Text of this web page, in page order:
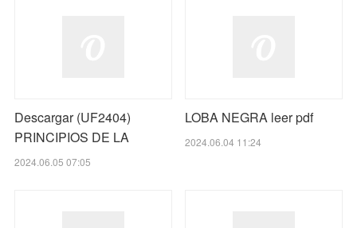
Descargar (UF2404)
PRINCIPIOS DE LA
2024.06.05 07:05
LOBA NEGRA leer pdf
2024.06.04 11:24